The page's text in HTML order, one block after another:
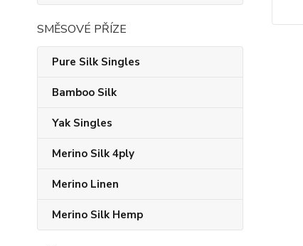
SMĚSOVÉ PŘÍZE
Pure Silk Singles
Bamboo Silk
Yak Singles
Merino Silk 4ply
Merino Linen
Merino Silk Hemp